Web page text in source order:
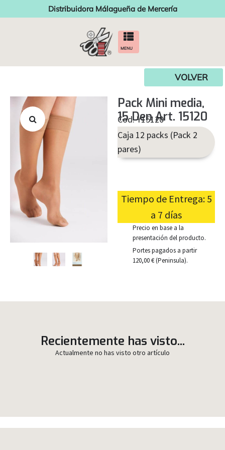
Distribuidora Málagueña de Mercería
MENU
VOLVER
Pack Mini media,
15 Den Art. 15120
Cod. Y15120
Caja 12 packs (Pack 2
pares)
Tiempo de Entrega: 5
a 7 días
Precio en base a la
presentación del producto.
Portes pagados a partir
120,00 € (Peninsula).
Recientemente has visto...
Actualmente no has visto otro artículo